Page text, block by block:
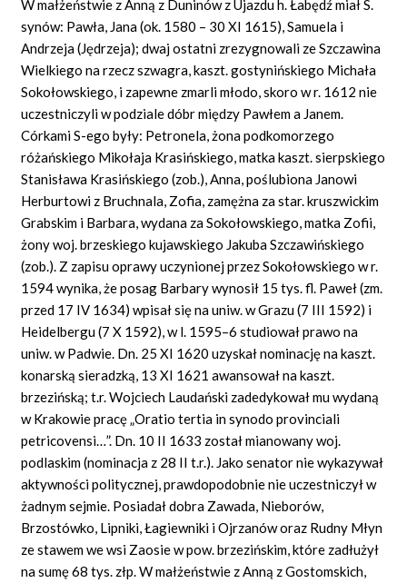
W małżeństwie z Anną z Duninów z Ujazdu h. Łabędź miał S.
synów: Pawła, Jana (ok. 1580 – 30 XI 1615), Samuela i
Andrzeja (Jędrzeja); dwaj ostatni zrezygnowali ze Szczawina
Wielkiego na rzecz szwagra, kaszt. gostynińskiego Michała
Sokołowskiego, i zapewne zmarli młodo, skoro w r. 1612 nie
uczestniczyli w podziale dóbr między Pawłem a Janem.
Córkami S-ego były: Petronela, żona podkomorzego
różańskiego Mikołaja Krasińskiego, matka kaszt. sierpskiego
Stanisława Krasińskiego (zob.), Anna, poślubiona Janowi
Herburtowi z Bruchnala, Zofia, zamężna za star. kruszwickim
Grabskim i Barbara, wydana za Sokołowskiego, matka Zofii,
żony woj. brzeskiego kujawskiego Jakuba Szczawińskiego
(zob.). Z zapisu oprawy uczynionej przez Sokołowskiego w r.
1594 wynika, że posag Barbary wynosił 15 tys. fl. Paweł (zm.
przed 17 IV 1634) wpisał się na uniw. w Grazu (7 III 1592) i
Heidelbergu (7 X 1592), w l. 1595–6 studiował prawo na
uniw. w Padwie. Dn. 25 XI 1620 uzyskał nominację na kaszt.
konarską sieradzką, 13 XI 1621 awansował na kaszt.
brzezińską; t.r. Wojciech Laudański zadedykował mu wydaną
w Krakowie pracę „Oratio tertia in synodo provinciali
petricovensi…”. Dn. 10 II 1633 został mianowany woj.
podlaskim (nominacja z 28 II t.r.). Jako senator nie wykazywał
aktywności politycznej, prawdopodobnie nie uczestniczył w
żadnym sejmie. Posiadał dobra Zawada, Nieborów,
Brzostówko, Lipniki, Łagiewniki i Ojrzanów oraz Rudny Młyn
ze stawem we wsi Zaosie w pow. brzezińskim, które zadłużył
na sumę 68 tys. złp. W małżeństwie z Anną z Gostomskich,